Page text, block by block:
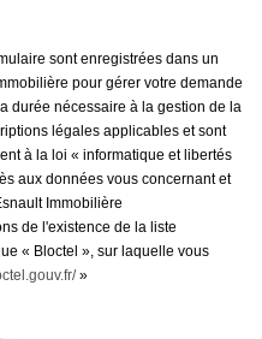
sont enregistrées dans un
pour gérer votre demande
durée nécessaire à la gestion de la
légales applicables et sont
à la loi « informatique et libertés
aux données vous concernant et
Immobilière
de l'existence de la liste
« Bloctel », sur laquelle vous
»